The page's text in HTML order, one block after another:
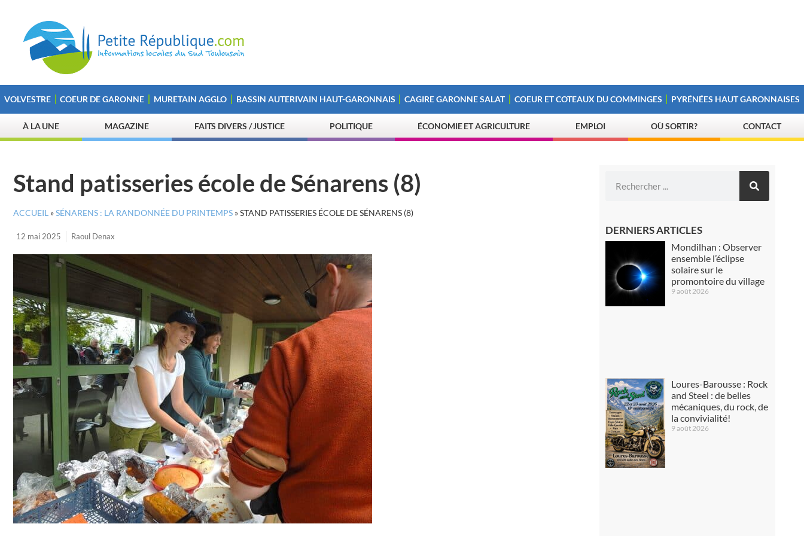
VOLVESTRE COEUR DE GARONNE MURETAIN AGGLO BASSIN AUTERIVAIN HAUT-GARONNAIS CAGIRE GARONNE SALAT COEUR ET COTEAUX DU COMMINGES PYRÉNÉES HAUT GARONNAISES
À LA UNE MAGAZINE FAITS DIVERS / JUSTICE POLITIQUE ÉCONOMIE ET AGRICULTURE EMPLOI OÙ SORTIR? CONTACT
Stand patisseries école de Sénarens (8)
ACCUEIL »SÉNARENS : LA RANDONNÉE DU PRINTEMPS »STAND PATISSERIES ÉCOLE DE SÉNARENS (8)
12 mai 2025 Raoul Denax DERNIERS ARTICLES
Mondilhan : Observer
ensemble l’éclipse
solaire sur le
promontoire du village
9 août 2026
Loures-Barousse : Rock
and Steel : de belles
mécaniques, du rock, de
la convivialité!
9 août 2026